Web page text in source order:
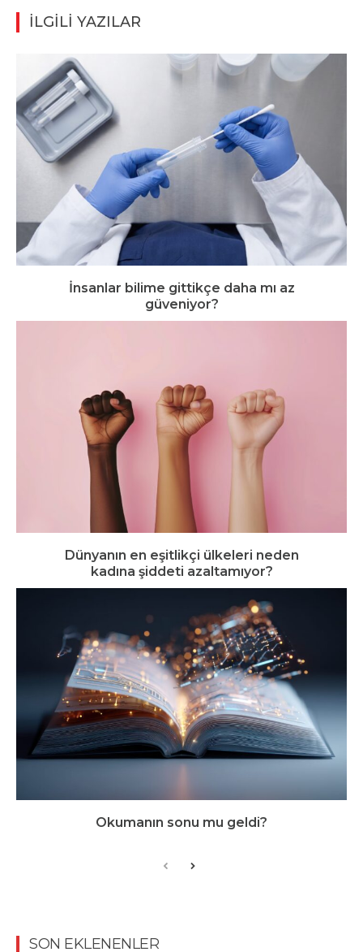
İLGİLİ YAZILAR
İnsanlar bilime gittikçe daha mı az
güveniyor?
Dünyanın en eşitlikçi ülkeleri neden
kadına şiddeti azaltamıyor?
Okumanın sonu mu geldi?
SON EKLENENLER